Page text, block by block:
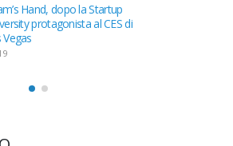
Hand, dopo la Startup
protagonista al CES di
Vegas